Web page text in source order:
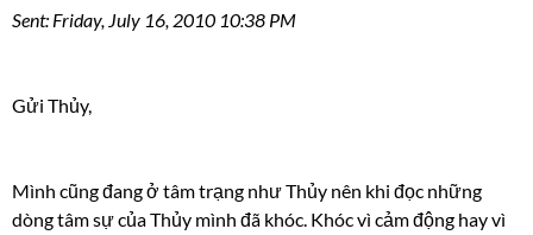
Sent: Friday, July 16, 2010 10:38 PM
Gửi Thủy,
Mình cũng đang ở tâm trạng như Thủy nên khi đọc những
dòng tâm sự của Thủy mình đã khóc. Khóc vì cảm động hay vì